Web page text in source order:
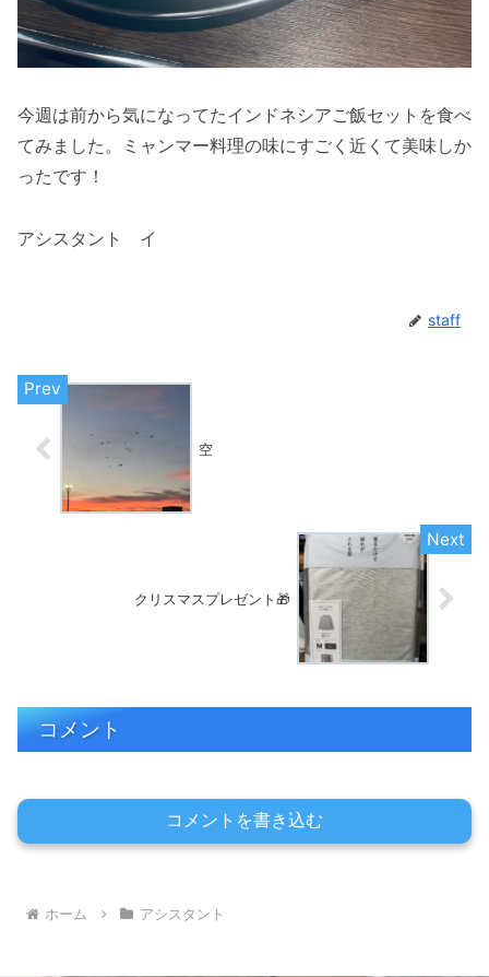
今週は前から気になってたインドネシアご飯セットを食べ
てみました。ミャンマー料理の味にすごく近くて美味しか
ったです！
アシスタント イ
staff
空
クリスマスプレゼント🎁
コメント
コメントを書き込む
ホーム アシスタント